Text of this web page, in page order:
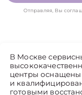
Отправляя, Вы
В Москве
центры
и
готовыми